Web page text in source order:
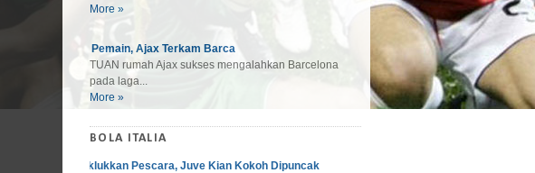
More »
10 Pemain, Ajax Terkam Barca
TUAN rumah Ajax sukses mengalahkan Barcelona
pada laga...
More »
BOLA ITALIA
Taklukkan Pescara, Juve Kian Kokoh Dipuncak